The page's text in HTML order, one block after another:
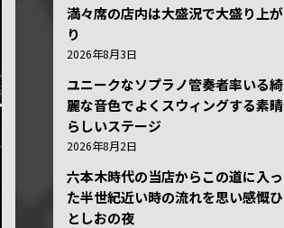
満々席の店内は大盛況で大盛り上が
り
2026年8月3日
ユニークなソプラノ管奏者率いる綺
麗な音色でよくスウィングする素晴
らしいステージ
2026年8月2日
六本木時代の当店からこの道に入っ
た半世紀近い時の流れを思い感慨ひ
としおの夜